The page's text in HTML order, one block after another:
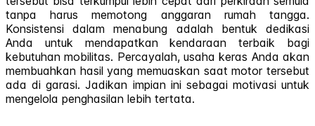
tanpa harus memotong anggaran rumah tangga.
Konsistensi dalam menabung adalah bentuk dedikasi
Anda untuk mendapatkan kendaraan terbaik bagi
kebutuhan mobilitas. Percayalah, usaha keras Anda akan
membuahkan hasil yang memuaskan saat motor tersebut
ada di garasi. Jadikan impian ini sebagai motivasi untuk
mengelola penghasilan lebih tertata.